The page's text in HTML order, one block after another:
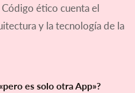
ético cuenta el
y la tecnología de la
es solo otra App»?